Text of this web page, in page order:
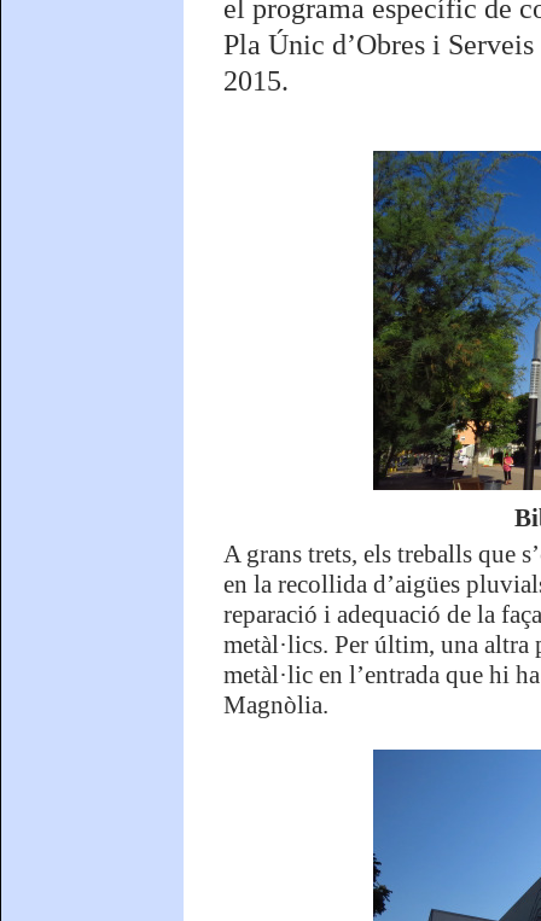
el programa específic de
Pla Únic d’Obres i
2015.
A grans trets, els treballs que
en la recollida d’aigües
reparació i adequació de la
metàl·lics. Per últim, una altra
metàl·lic en l’entrada que hi
Magnòlia.